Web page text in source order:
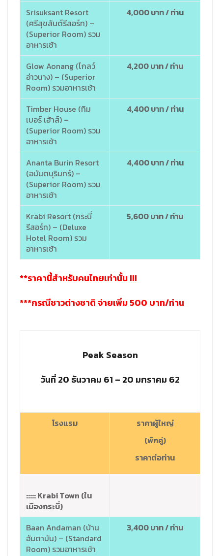
Srisuksant Resort
(ศรีสุขสันต์รีสอร์ท) –
(Superior Room) รวม
อาหารเช้า
4,000 บาท / ท่าน
Glow Aonang (โกลว์
อ่าวนาง) – (Superior
Room) รวมอาหารเช้า
4,200 บาท / ท่าน
Timber House (ทิม
เบอร์ เฮ้าส์) –
(Superior Room) รวม
อาหารเช้า
4,400 บาท / ท่าน
Ananta Burin Resort
(อนันตบุรินทร์) –
(Superior Room) รวม
อาหารเช้า
4,400 บาท / ท่าน
Krabi Resort (กระบี่
รีสอร์ท) – (Deluxe
Hotel Room) รวม
อาหารเช้า
5,600 บาท / ท่าน
**ราคานี้สำหรับคนไทยเท่านั้น !!!
***กรณีชาวต่างชาติ จ่ายเพิ่ม 500 บาท/ท่าน
Peak Season
วันที่ 20 ธันวาคม 61 – 20 มกราคม 62
โรงแรม
ราคาผู้ใหญ่
(พักคู่)
ราคาต่อท่าน
::::: Krabi Town (ใน
เมืองกระบี่)
Baan Andaman (บ้าน
อันดามัน) – (Standard
Room) รวมอาหารเช้า
3,400 บาท / ท่าน